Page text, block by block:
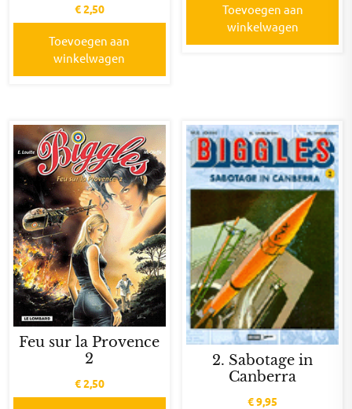
€2,50
Toevoegen aan
winkelwagen
Toevoegen aan
winkelwagen
Feu sur la Provence
2
€2,50
2. Sabotage in
Canberra
€9,95